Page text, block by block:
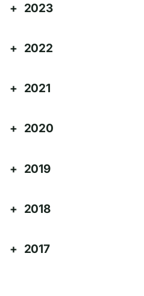
2023
2022
2021
2020
2019
2018
2017